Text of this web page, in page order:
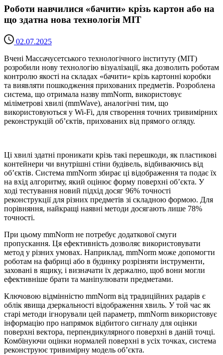
Роботи навчилися «бачити» крізь картон або на
що здатна нова технологія MIT
02.07.2025
Вчені Массачусетського технологічного інституту (MIT)
розробили нову технологію візуалізації, яка дозволить роботам
контролю якості на складах «бачити» крізь картонні коробки
та виявляти пошкодження прихованих предметів. Розроблена
система, що отримала назву mmNorm, використовує
міліметрові хвилі (mmWave), аналогічні тим, що
використовуються у Wi-Fi, для створення точних тривимірних
реконструкцій об’єктів, прихованих від прямого огляду.
Ці хвилі здатні проникати крізь такі перешкоди, як пластикові
контейнери чи внутрішні стіни будівель, відбиваючись від
об’єктів. Система mmNorm збирає ці відображення та подає їх
на вхід алгоритму, який оцінює форму поверхні об’єкта. У
ході тестування новий підхід досяг 96% точності
реконструкції для різних предметів зі складною формою. Для
порівняння, найкращі наявні методи досягають лише 78%
точності.
При цьому mmNorm не потребує додаткової смуги
пропускання. Ця ефективність дозволяє використовувати
метод у різних умовах. Наприклад, mmNorm може допомогти
роботам на фабриці або в будинку розрізняти інструменти,
заховані в ящику, і визначати їх держално, щоб вони могли
ефективніше брати та маніпулювати предметами.
Ключовою відмінністю mmNorm від традиційних радарів є
облік явища дзеркальності відображення хвиль. У той час як
старі методи ігнорували цей параметр, mmNorm використовує
інформацію про напрямок відбитого сигналу для оцінки
поверхні вектора, перпендикулярного поверхні в даній точці.
Комбінуючи оцінки нормалей поверхні в усіх точках, система
реконструює тривимірну модель об’єкта.